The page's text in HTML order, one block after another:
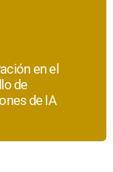
en el
de
de IA